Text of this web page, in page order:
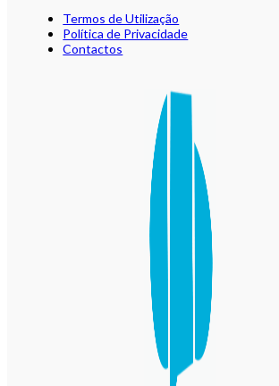
Termos de Utilização
Política de Privacidade
Contactos